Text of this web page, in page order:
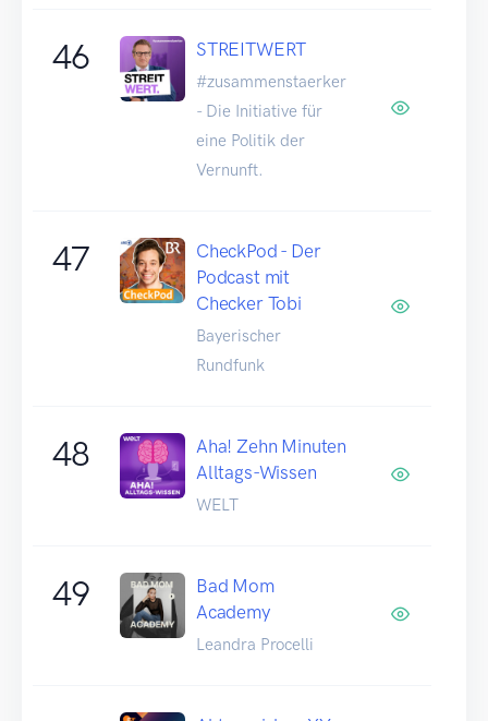
46 STREITWERT
#zusammenstaerker
- Die Initiative für
eine Politik der
Vernunft.
47
CheckPod - Der
Podcast mit
Checker Tobi
Bayerischer
Rundfunk
48
Aha! Zehn Minuten
Alltags-Wissen
WELT
49
Bad Mom
Academy
Leandra Procelli